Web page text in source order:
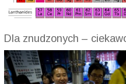
Dla znudzonych –